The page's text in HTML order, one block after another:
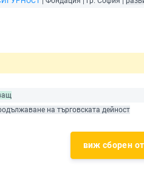
на търговската дейност
виж сборен